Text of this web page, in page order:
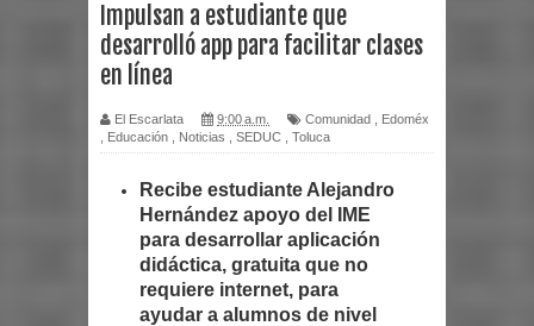
Impulsan a estudiante que
desarrolló app para facilitar clases
en línea
El Escarlata 9:00 a.m. Comunidad
Edoméx
Educación Noticias SEDUC Toluca
Recibe estudiante Alejandro
Hernández apoyo del IME
para desarrollar aplicación
didáctica, gratuita que no
requiere internet, para
ayudar a alumnos de nivel